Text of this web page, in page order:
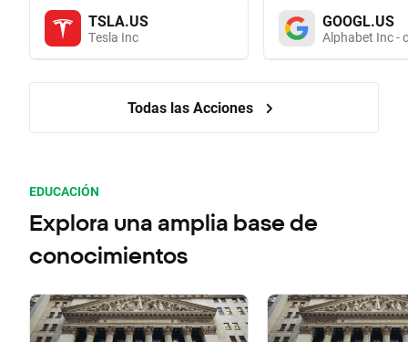
TSLA.US
Tesla Inc
GOOGL.US
Alphabet Inc -
Todas las Acciones
EDUCACIÓN
Explora una amplia base de
conocimientos